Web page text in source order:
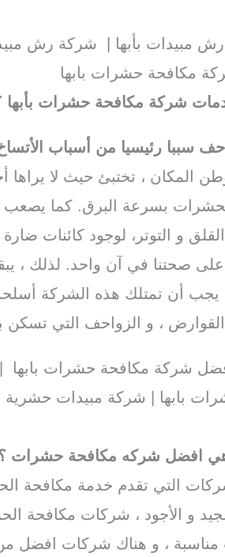
مبيدات بأبها | شركة رش
مكافحة حشرات بابها
شركة مكافحة حشرات بأبها
سببا رئيسيا من أسباب
المكان ، تختبئ حيث لا
الحشرات بسرعة البرق. كما يصعب
و التوتر، لوجود كائنات ضارة
صحتنا في آن واحد. لذلك ،
أن تمتلك هذه الشركة
، و الزواحف التي تسكن
شركة مكافحة حشرات بابها
بابها | شركة مبيدات حشرية
افضل شركه مكافحة حشرات
التي تقدم خدمة مكافحة
و الأجود ، شركات مكافحة
، و هناك شركات افضل من